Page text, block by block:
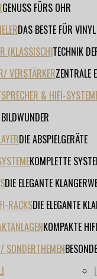
GENUSS FÜRS OHR
DAS BESTE FÜR VINYL
(KLASSISCH)TECHNIK
VERSTÄRKERZENTRALE
& HIFI-
DIE ABSPIELGERÄTE
KOMPLETTE
DIE ELEGANTE
RACKSDIE ELEGANTE
KOMPAKTE
SONDERTHEMEN